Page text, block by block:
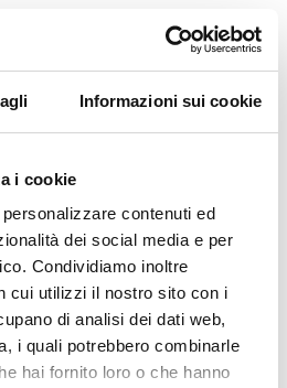
Informazioni sui cookie
i cookie
contenuti ed
dei social media e per
Condividiamo inoltre
cui utilizzi il nostro sito con i
di analisi dei dati web,
i quali potrebbero combinarle
hai fornito loro o che hanno